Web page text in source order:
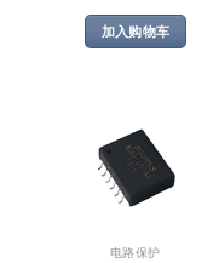
加入购物车
电路保护